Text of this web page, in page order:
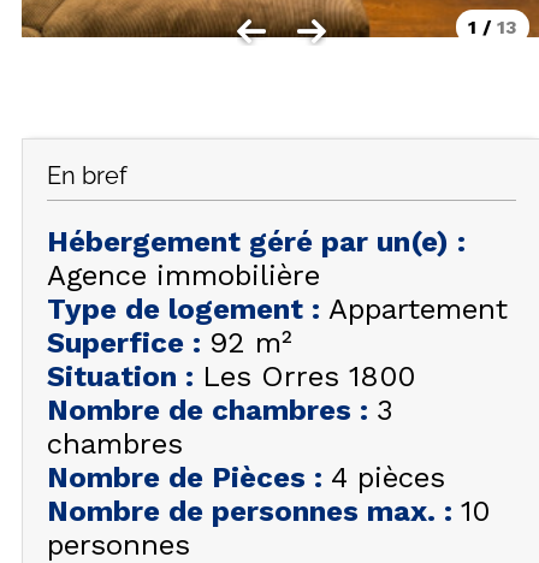
CONTACT / DEVIS
HIVER
+33 (0)4 92 44 19 17
1 / 13
En bref
Hébergement géré par un(e) :
Agence immobilière
Type de logement : Appartement
Superfice : 92 m²
Situation : Les Orres 1800
Nombre de chambres : 3
chambres
Nombre de Pièces : 4 pièces
Nombre de personnes max. : 10
personnes